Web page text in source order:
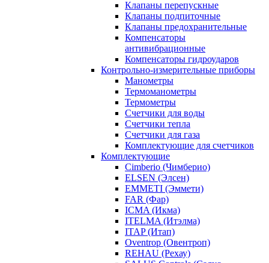
Клапаны перепускные
Клапаны подпиточные
Клапаны предохранительные
Компенсаторы
антивибрационные
Компенсаторы гидроударов
Контрольно-измерительные приборы
Манометры
Термоманометры
Термометры
Счетчики для воды
Счетчики тепла
Счетчики для газа
Комплектующие для счетчиков
Комплектующие
Cimberio (Чимберио)
ELSEN (Элсен)
EMMETI (Эммети)
FAR (Фар)
ICMA (Икма)
ITELMA (Итэлма)
ITAP (Итап)
Oventrop (Овентроп)
REHAU (Рехау)